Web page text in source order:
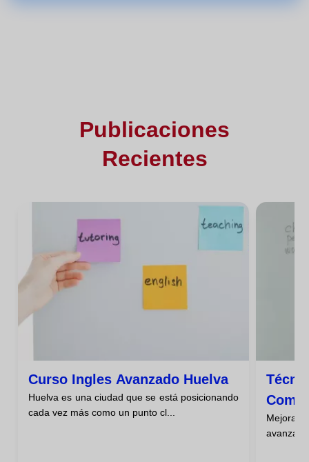
Publicaciones
Recientes
Curso Ingles Avanzado Huelva
Huelva es una ciudad que se está posicionando
cada vez más como un punto cl...
Inglés
Mejorar